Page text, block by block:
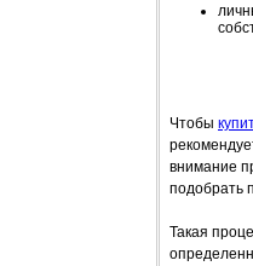
Чтобы
внимание
подобрать
Такая